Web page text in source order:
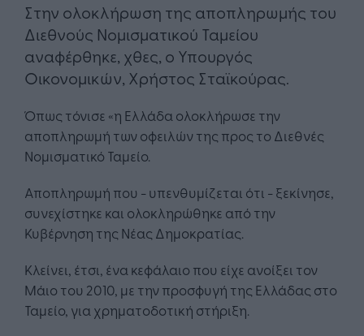
​Στην ολοκλήρωση της αποπληρωμής του
Διεθνούς Νομισματικού Ταμείου
αναφέρθηκε, χθες, ο Υπουργός
Οικονομικών, Χρήστος Σταϊκούρας.
Όπως τόνισε «η Ελλάδα ολοκλήρωσε την
αποπληρωμή των οφειλών της προς το Διεθνές
Νομισματικό Ταμείο.
Αποπληρωμή που - υπενθυμίζεται ότι - ξεκίνησε,
συνεχίστηκε και ολοκληρώθηκε από την
Κυβέρνηση της Νέας Δημοκρατίας.
Κλείνει, έτσι, ένα κεφάλαιο που είχε ανοίξει τον
Μάιο του 2010, με την προσφυγή της Ελλάδας στο
Ταμείο, για χρηματοδοτική στήριξη.